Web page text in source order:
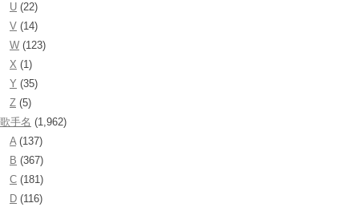
U (22)
V (14)
W (123)
X (1)
Y (35)
Z (5)
歌手名 (1,962)
A(137)
B (367)
C (181)
D (116)